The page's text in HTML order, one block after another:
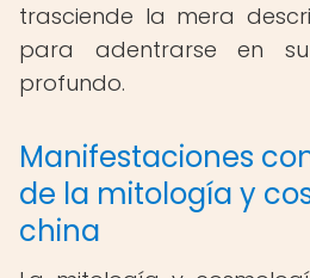
trasciende la mera
para adentrarse en
profundo.
Manifestaciones
de la mitología y
china